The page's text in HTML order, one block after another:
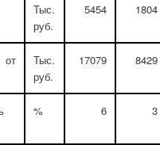
Тыс.
руб.
5454 1804
Тыс.
руб.
17079 8429
% 6 3